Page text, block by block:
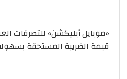
«موبايل أبليكشن» للتصرفات
قيمة الضريبة المستحقة